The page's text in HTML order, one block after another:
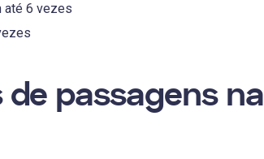
até 6 vezes
passagens na